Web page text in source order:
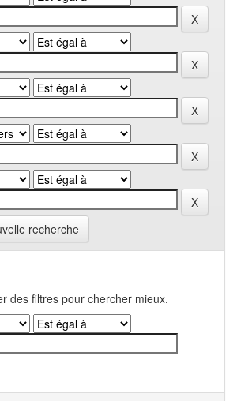
recherche
des filtres pour chercher mieux.